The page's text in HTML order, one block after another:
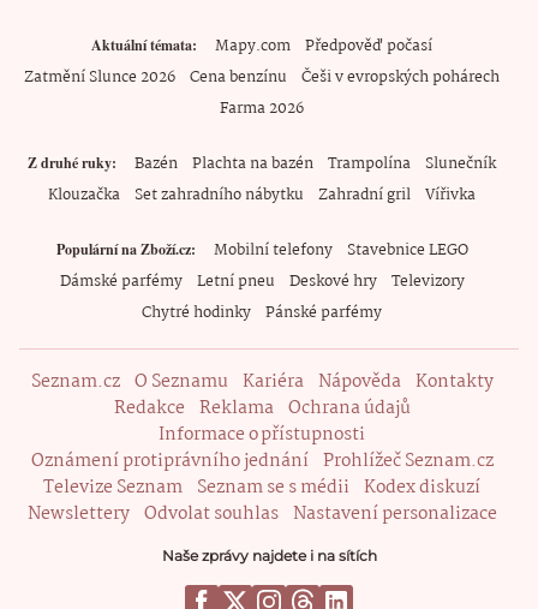
Aktuální témata Mapy.com Předpověď počasí
Zatmění Slunce 2026 Cena benzínu
Češi v evropských pohárech
Farma 2026
Z druhé ruky Bazén Plachta na bazén Trampolína
Slunečník
Klouzačka
Set zahradního nábytku Zahradní gril Vířivka
Populární na Zboží.cz Mobilní telefony
Stavebnice LEGO
Dámské parfémy Letní pneu Deskové hry Televizory
Chytré hodinky Pánské parfémy
Seznam.cz O Seznamu Kariéra Nápověda Kontakty
Redakce Reklama Ochrana údajů
Informace o přístupnosti
Oznámení protiprávního jednání Prohlížeč Seznam.cz
Televize Seznam Seznam se s médii Kodex diskuzí
Newslettery Odvolat souhlas Nastavení personalizace
Naše zprávy najdete i na sítích